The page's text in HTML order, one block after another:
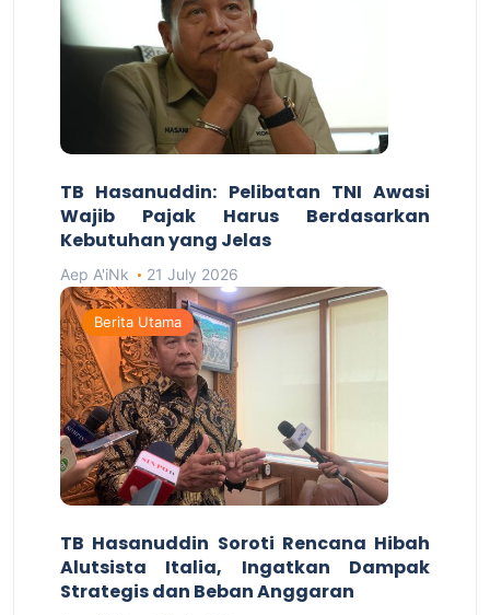
TB Hasanuddin: Pelibatan TNI Awasi
Wajib Pajak Harus Berdasarkan
Kebutuhan yang Jelas
Aep A'iNk 21 July 2026
Berita Utama
TB Hasanuddin Soroti Rencana Hibah
Alutsista Italia, Ingatkan Dampak
Strategis dan Beban Anggaran